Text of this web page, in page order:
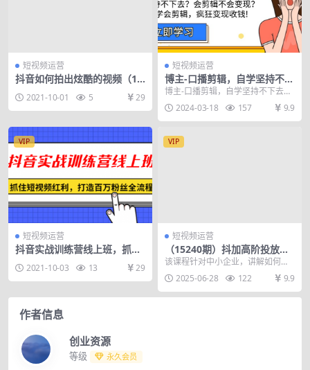
短视频运营
抖音如何拍出炫酷的视频（12
2021-10-01 5 29
短视频运营
博主-口播剪辑，自学坚持不下
去？会剪辑不会变现？十天学
会剪辑，疯狂收钱
博主-口播剪辑，自学坚持不下去？
会剪辑不会变现？十天学会剪辑，
疯狂变现收钱 课程...
2024-03-18 157 9.9
VIP
短视频运营
抖音实战训练营线上班，抓住
流程2021-10-03 13 29
VIP
短视频运营
（15240期）抖加高阶投放技
巧，核心逻辑+阶段方案，实
体企业流量变现指南
该课程针对中小企业，讲解如何通
过抖音"抖加"精准投放获客变现...
2025-06-28 122 9.9
作者信息
创业资源
等级 永久会员